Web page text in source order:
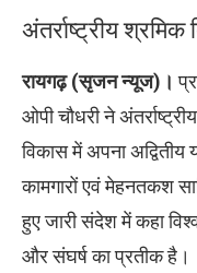
अंतर्राष्ट्रीय श्रमिक
रायगढ़ (सृजन न्यूज)।
ओपी चौधरी ने
विकास में अपना अद्वितीय
कामगारों एवं मेहनतकश
हुए जारी संदेश में कहा
और संघर्ष का प्रतीक है।